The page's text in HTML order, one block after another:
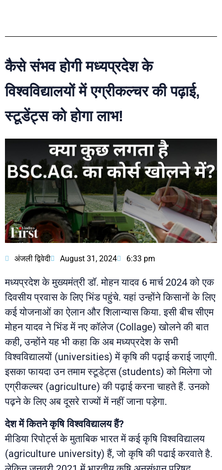
कैसे संभव होगी मध्यप्रदेश के
विश्वविद्यालयों में एग्रीकल्चर की पढ़ाई,
स्टूडेंट्स को होगा लाभ!
अंजली द्विवेदी August 31, 2024 6:33 pm
मध्यप्रदेश के मुख्यमंत्री डॉ. मोहन यादव 6 मार्च 2024 को एक
दिवसीय प्रवास के लिए भिंड पहुंचे. यहां उन्होंने किसानों के लिए
कई योजनाओं का ऐलान और शिलान्यास किया. इसी बीच सीएम
मोहन यादव ने भिंड में नए कॉलेज (Collage) खोलने की बात
कही, उन्होंने यह भी कहा कि अब मध्यप्रदेश के सभी
विश्वविद्यालयों (universities) में कृषि की पढ़ाई कराई जाएगी.
इसका फायदा उन तमाम स्टूडेट्स (students) को मिलेगा जो
एग्रीकल्चर (agriculture) की पढ़ाई करना चाहते हैं. उनको
पढ़ने के लिए अब दूसरे राज्यों में नहीं जाना पड़ेगा.
देश में कितने कृषि विश्वविद्यालय हैं?
मीडिया रिपोर्ट्स के मुताबिक भारत में कई कृषि विश्वविद्यालय
(agriculture university) हैं, जो कृषि की पढाई करवाते है.